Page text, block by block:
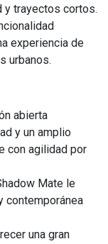
y trayectos cortos.
experiencia de
urbanos.
abierta
y un amplio
con agilidad por
Mate le
contemporánea
una gran